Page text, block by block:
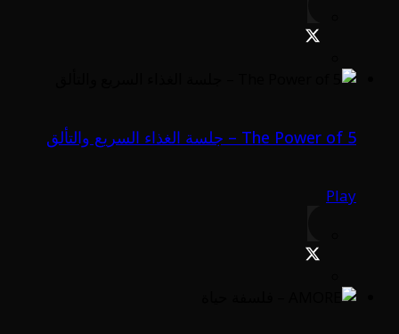
The Power of 5 – جلسة الغذاء السريع والتألق
Play